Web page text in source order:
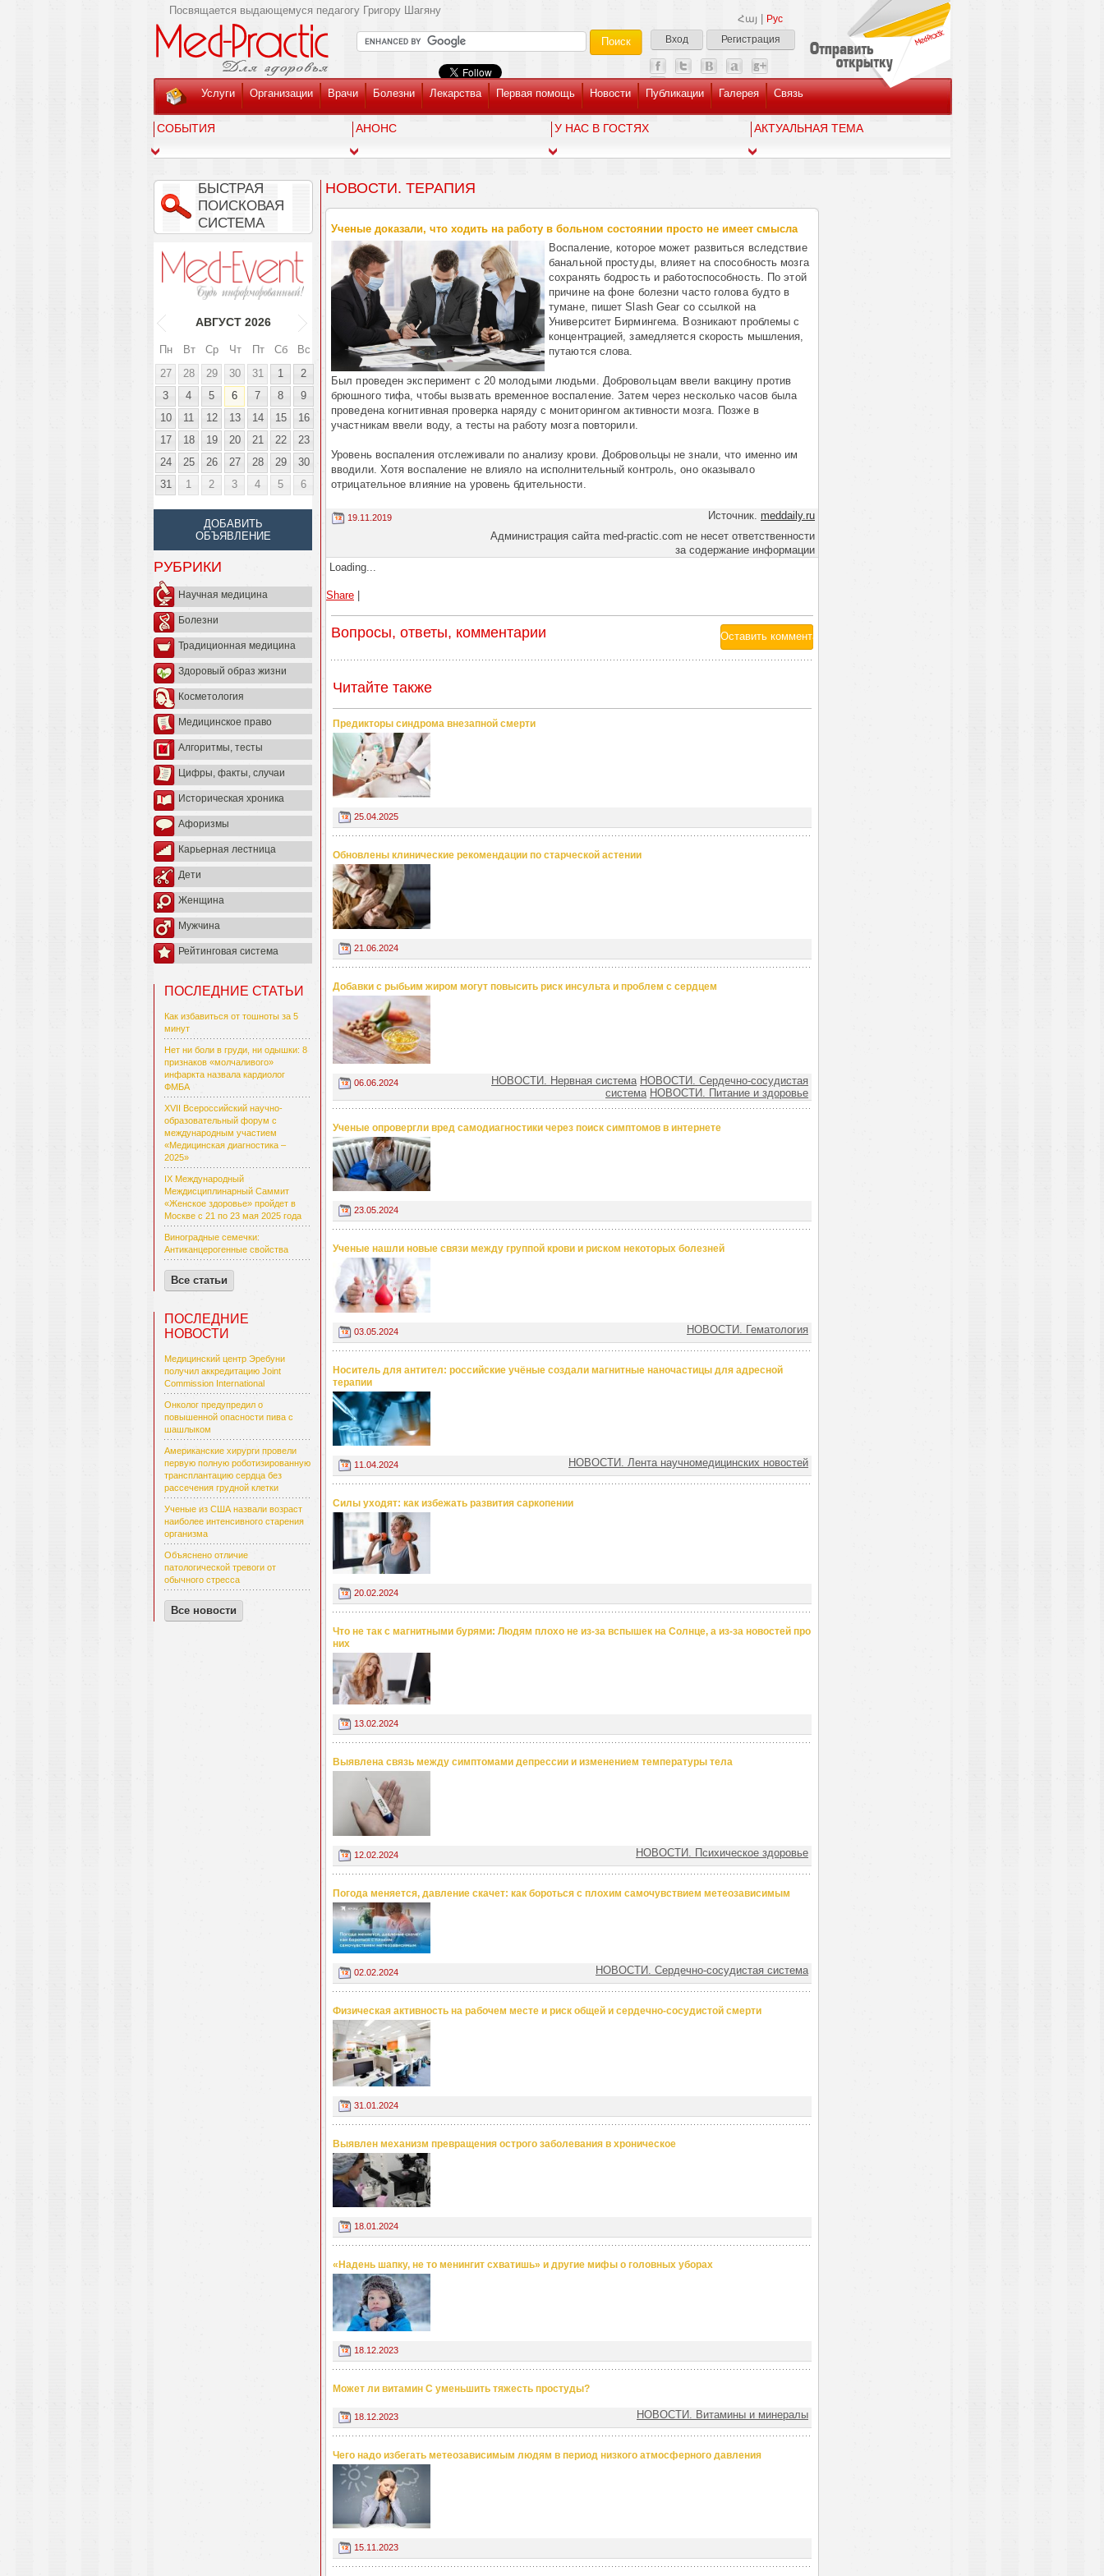
Հայ
Рус
Вход
Регистрация
Посвящается выдающемуся педагогу Григору Шагяну
Услуги Организации Врачи Болезни Лекарства Первая помощь Новости Публикации Галерея Связь
СОБЫТИЯ АНОНС У НАС В ГОСТЯХ AКТУАЛЬНАЯ ТЕМА
БЫСТРАЯ
ПОИСКОВАЯ
СИСТЕМА
АВГУСТ 2026
Пн Вт Ср Чт Пт Сб
Вс
27
28 29 30 31 1
2
3
4 5 6 7 8
9
10
11 12 13 14 15
16
17
18 19 20 21 22
23
24
25 26 27 28 29
30
31
1 2 3 4 5 6
ДОБАВИТЬ
ОБЪЯВЛЕНИЕ
РУБРИКИ
Научная медицина
Болезни
Традиционная медицина
Здоровый образ жизни
Косметология
Медицинское право
Алгоритмы, тесты
Цифры, факты, случаи
Историческая хроника
Афоризмы
Карьерная лестница
Дети
Женщина
Мужчина
Рейтинговая система
ПОСЛЕДНИЕ СТАТЬИ
Как избавиться от тошноты за 5
минут
Нет ни боли в груди, ни одышки: 8
признаков «молчаливого»
инфаркта назвала кардиолог
ФМБА
XVII Всероссийский научно-
образовательный форум с
международным участием
«Медицинская диагностика –
2025»
IX Международный
Междисциплинарный Саммит
«Женское здоровье» пройдет в
Москве с 21 по 23 мая 2025 года
Виноградные семечки:
Антиканцерогенные свойства
Все статьи
ПОСЛЕДНИЕ
НОВОСТИ
Медицинский центр Эребуни
получил аккредитацию Joint
Commission International
Онколог предупредил о
повышенной опасности пива с
шашлыком
Американские хирурги провели
первую полную роботизированную
трансплантацию сердца без
рассечения грудной клетки
Ученые из США назвали возраст
наиболее интенсивного старения
организма
Объяснено отличие
патологической тревоги от
обычного стресса
Все новости
НОВОСТИ. ТЕРАПИЯ
Ученые доказали, что ходить на работу в больном состоянии просто не имеет смысла
Воспаление, которое может развиться вследствие
банальной простуды, влияет на способность мозга
сохранять бодрость и работоспособность. По этой
причине на фоне болезни часто голова будто в
тумане, пишет Slash Gear со ссылкой на
Университет Бирмингема. Возникают проблемы с
концентрацией, замедляется скорость мышления,
путаются слова.
Был проведен эксперимент с 20 молодыми людьми. Добровольцам ввели вакцину против
брюшного тифа, чтобы вызвать временное воспаление. Затем через несколько часов была
проведена когнитивная проверка наряду с мониторингом активности мозга. Позже в
участникам ввели воду, а тесты на работу мозга повторили.
Уровень воспаления отслеживали по анализу крови. Добровольцы не знали, что именно им
вводили. Хотя воспаление не влияло на исполнительный контроль, оно оказывало
отрицательное влияние на уровень бдительности.
19.11.2019 Источник. meddaily.ru
Администрация сайта med-practic.com не несет ответственности
за содержание информации
Loading...
Share
Вопросы, ответы, комментарии
Читайте также
Предикторы синдрома внезапной смерти
25.04.2025
Обновлены клинические рекомендации по старческой астении
21.06.2024
Добавки с рыбьим жиром могут повысить риск инсульта и проблем с сердцем
06.06.2024 НОВОСТИ. Нервная система НОВОСТИ. Сердечно-сосудистая
система НОВОСТИ. Питание и здоровье
Ученые опровергли вред самодиагностики через поиск симптомов в интернете
23.05.2024
Ученые нашли новые связи между группой крови и риском некоторых болезней
03.05.2024 НОВОСТИ. Гематология
Носитель для антител: российские учёные создали магнитные наночастицы для адресной
терапии
11.04.2024 НОВОСТИ. Лента научномедицинских новостей
Силы уходят: как избежать развития саркопении
20.02.2024
Что не так с магнитными бурями: Людям плохо не из-за вспышек на Солнце, а из-за новостей про
них
13.02.2024
Выявлена связь между симптомами депрессии и изменением температуры тела
12.02.2024 НОВОСТИ. Психическое здоровье
Погода меняется, давление скачет: как бороться с плохим самочувствием метеозависимым
02.02.2024 НОВОСТИ. Сердечно-сосудистая система
Физическая активность на рабочем месте и риск общей и сердечно-сосудистой смерти
31.01.2024
Выявлен механизм превращения острого заболевания в хроническое
18.01.2024
«Надень шапку, не то менингит схватишь» и другие мифы о головных уборах
18.12.2023
Может ли витамин С уменьшить тяжесть простуды?
18.12.2023 НОВОСТИ. Витамины и минералы
Чего надо избегать метеозависимым людям в период низкого атмосферного давления
15.11.2023